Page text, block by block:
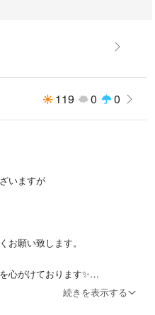
119 0 0
いますが
お願い致します。
心がけております✨
続きを表示する